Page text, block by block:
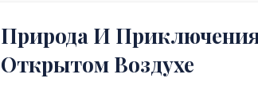
Природа И
Открытом Воздухе